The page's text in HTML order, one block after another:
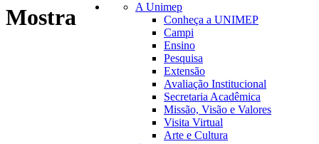
A Unimep
Conheça a UNIMEP
Campi
Ensino
Pesquisa
Extensão
Avaliação Institucional
Secretaria Acadêmica
Missão, Visão e Valores
Visita Virtual
Arte e Cultura
Mostra